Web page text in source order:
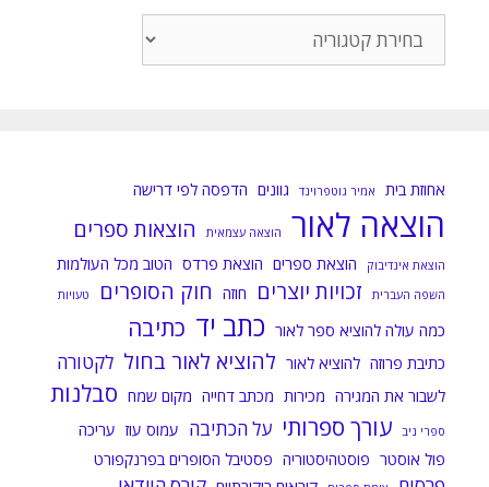
הפוסטים
אחוזת בית אמיר גוטפרוינד גוונים הדפסה לפי דרישה
הוצאה לאור הוצאה עצמאית הוצאות ספרים
הוצאת אינדיבוק הוצאת ספרים הוצאת פרדס הטוב מכל העולמות
השפה העברית זכויות יוצרים חוזה חוק הסופרים טעויות
כמה עולה להוציא ספר לאור כתב יד כתיבה
כתיבת פרוזה להוציא לאור להוציא לאור בחול לקטורה
לשבור את המגירה מכירות מכתב דחייה מקום שמח סבלנות
ספרי ניב עורך ספרותי על הכתיבה עמוס עוז עריכה
פול אוסטר פוסטהיסטוריה פסטיבל הסופרים בפרנקפורט